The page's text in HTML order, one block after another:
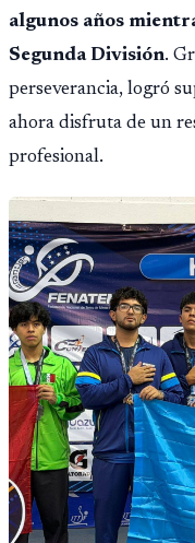
algunos años
Segunda División.
perseverancia, logró
ahora disfruta de un
profesional.